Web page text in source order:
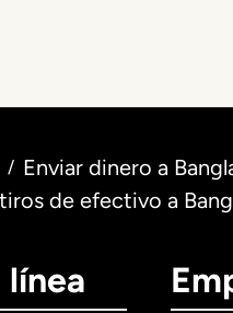
/ Enviar dinero a
de efectivo a
línea